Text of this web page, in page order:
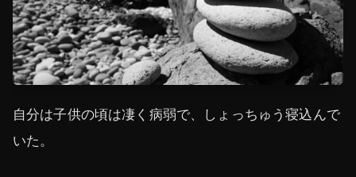
自分は子供の頃は凄く病弱で、しょっちゅう寝込んで
いた。